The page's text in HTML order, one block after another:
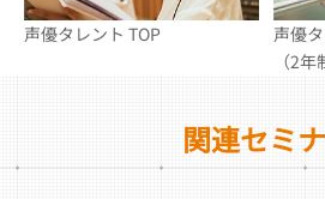
声優タレント TOP
声優
（2年
関連セミ